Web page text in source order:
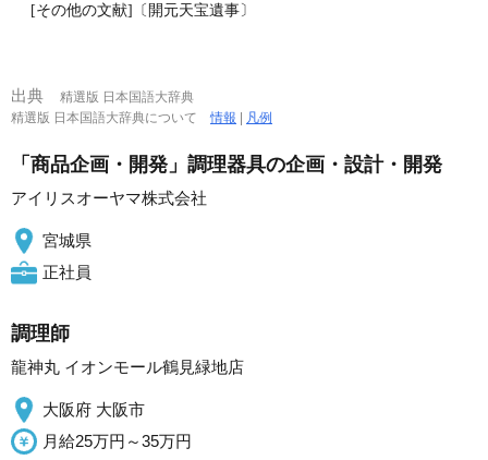
[その他の文献]〔開元天宝遺事〕
出典
精選版 日本国語大辞典
精選版 日本国語大辞典について情報 凡例
「商品企画・開発」調理器具の企画・設計・開発
アイリスオーヤマ株式会社
宮城県
正社員
調理師
龍神丸 イオンモール鶴見緑地店
大阪府 大阪市
月給25万円～35万円